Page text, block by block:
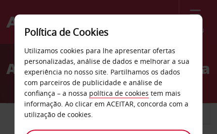
Menu
Welcome
AvisAluguer de carros Cremona
CARRO
Política de Cookies
Utilizamos cookies para lhe apresentar ofertas
personalizadas, análise de dados e melhorar a sua
experiência no nosso site. Partilhamos os dados
com parceiros de publicidade e análise de
confiança – a nossa política de cookies tem mais
informação. Ao clicar em ACEITAR, concorda com a
utilização de cookies.